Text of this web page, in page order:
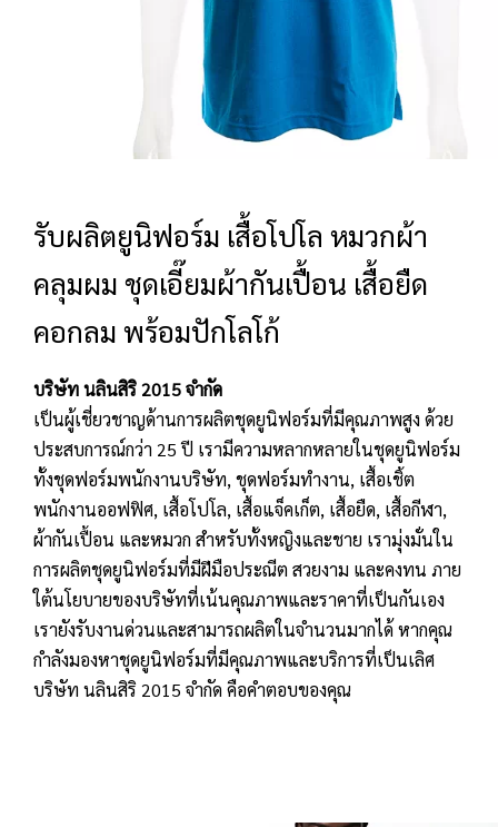
ตัวอย่างปกเสื้อโปโล
ตัวอย่างแขนเสื้อโปโล
สีผ้า
รับผลิตยูนิฟอร์ม เสื้อโปโล หมวกผ้า
คลุมผม ชุดเอี๊ยมผ้ากันเปื้อน เสื้อยืด
คอกลม พร้อมปักโลโก้
บริษัท นลินสิริ 2015 จำกัด
เป็นผู้เชี่ยวชาญด้านการผลิตชุดยูนิฟอร์มที่มีคุณภาพสูง ด้วย
ประสบการณ์กว่า 25 ปี เรามีความหลากหลายในชุดยูนิฟอร์ม
ทั้งชุดฟอร์มพนักงานบริษัท, ชุดฟอร์มทำงาน, เสื้อเชิ้ต
พนักงานออฟฟิศ, เสื้อโปโล, เสื้อแจ็คเก็ต, เสื้อยืด, เสื้อกีฬา,
ผ้ากันเปื้อน และหมวก สำหรับทั้งหญิงและชาย เรามุ่งมั่นใน
การผลิตชุดยูนิฟอร์มที่มีฝีมือประณีต สวยงาม และคงทน ภาย
ใต้นโยบายของบริษัทที่เน้นคุณภาพและราคาที่เป็นกันเอง
เรายังรับงานด่วนและสามารถผลิตในจำนวนมากได้ หากคุณ
กำลังมองหาชุดยูนิฟอร์มที่มีคุณภาพและบริการที่เป็นเลิศ
บริษัท นลินสิริ 2015 จำกัด คือคำตอบของคุณ